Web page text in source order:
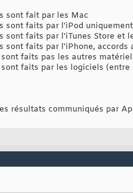
sont fait par les Mac
sont faits par l'iPod uniquement
sont faits par l'iTunes Store et
sont faits par l'iPhone,
faits pas les autres
sont faits par les logiciels
résultats communiqués par